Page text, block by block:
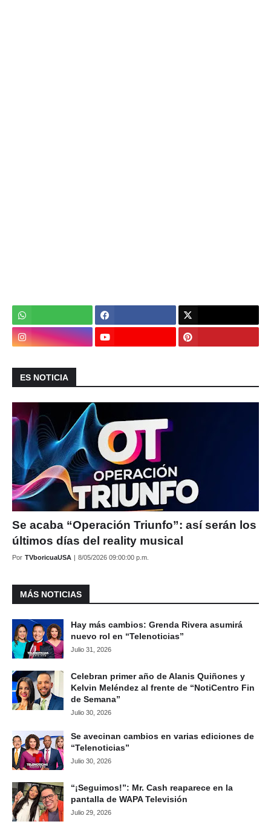
ES NOTICIA
Se acaba “Operación Triunfo”: así serán los
últimos días del reality musical
Por TVboricuaUSA | 8/05/2026 09:00:00 p.m.
MÁS NOTICIAS
Hay más cambios: Grenda Rivera asumirá
nuevo rol en “Telenoticias”
Julio 31, 2026
Celebran primer año de Alanis Quiñones y
Kelvin Meléndez al frente de “NotiCentro Fin
de Semana”
Julio 30, 2026
Se avecinan cambios en varias ediciones de
“Telenoticias”
Julio 30, 2026
“¡Seguimos!”: Mr. Cash reaparece en la
pantalla de WAPA Televisión
Julio 29, 2026